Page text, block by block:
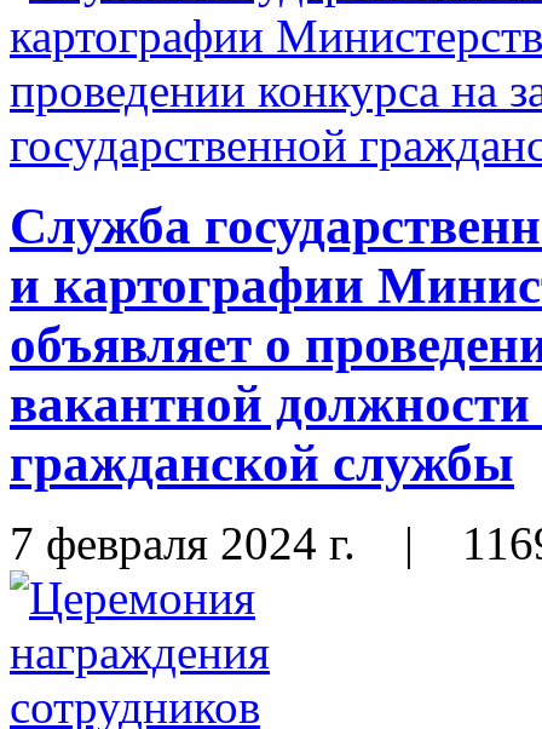
Служба
и картографии
объявляет о
вакантной должности
гражданской службы
7 февраля 2024 г. |